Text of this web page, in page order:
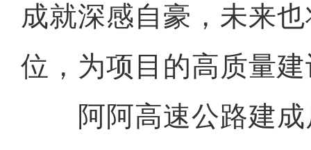
成就深感自豪，未来
位，为项目的高质量
阿阿高速公路建成